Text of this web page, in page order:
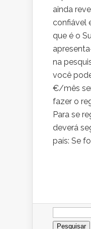
ainda
confiável
que é o
na
você
€/mês
fazer o
Para se
deverá
país: Se
Pesquisar
por: